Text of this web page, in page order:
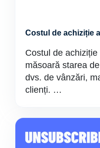
Costul de achiziție
Costul de
măsoară starea
dvs. de vânzări,
clienți. …